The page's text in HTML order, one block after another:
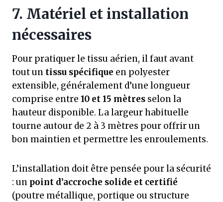
7. Matériel et installation
nécessaires
Pour pratiquer le tissu aérien, il faut avant
tout un tissu spécifique en polyester
extensible, généralement d’une longueur
comprise entre 10 et 15 mètres selon la
hauteur disponible. La largeur habituelle
tourne autour de 2 à 3 mètres pour offrir un
bon maintien et permettre les enroulements.
L’installation doit être pensée pour la sécurité
: un point d’accroche solide et certifié
(poutre métallique, portique ou structure